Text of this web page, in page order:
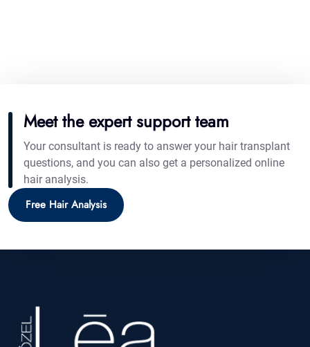
Meet the expert support team
Your consultant is ready to answer your hair transplant
questions, and you can also get a personalized online
hair analysis.
Free Hair Analysis